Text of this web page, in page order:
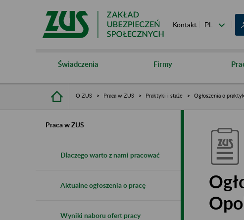
Kontakt
Świadczenia Firmy
O ZUS Praca w ZUS Praktyki i staże Ogłoszenia o
Praca w ZUS
Dlaczego warto z nami pracować
Aktualne ogłoszenia o pracę
Wyniki naboru ofert pracy